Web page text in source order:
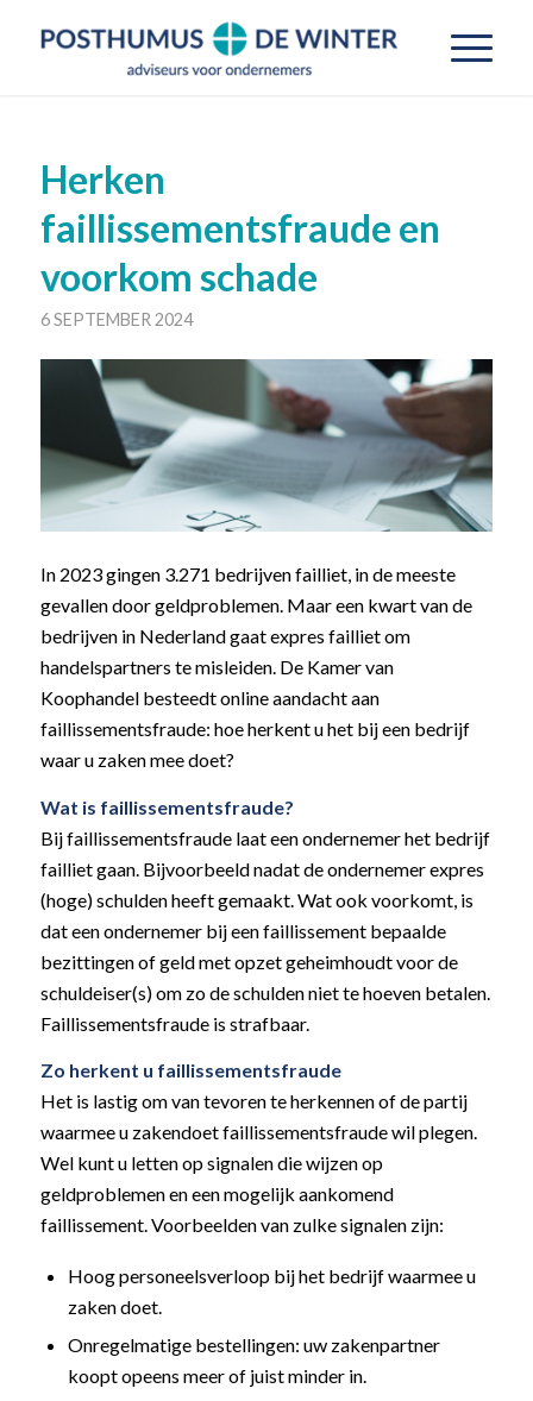
Herken
faillissementsfraude en
voorkom schade
6 SEPTEMBER 2024
In 2023 gingen 3.271 bedrijven failliet, in de meeste
gevallen door geldproblemen. Maar een kwart van de
bedrijven in Nederland gaat expres failliet om
handelspartners te misleiden. De Kamer van
Koophandel besteedt online aandacht aan
faillissementsfraude: hoe herkent u het bij een bedrijf
waar u zaken mee doet?
Wat is faillissementsfraude?
Bij faillissementsfraude laat een ondernemer het bedrijf
failliet gaan. Bijvoorbeeld nadat de ondernemer expres
(hoge) schulden heeft gemaakt. Wat ook voorkomt, is
dat een ondernemer bij een faillissement bepaalde
bezittingen of geld met opzet geheimhoudt voor de
schuldeiser(s) om zo de schulden niet te hoeven betalen.
Faillissementsfraude is strafbaar.
Zo herkent u faillissementsfraude
Het is lastig om van tevoren te herkennen of de partij
waarmee u zakendoet faillissementsfraude wil plegen.
Wel kunt u letten op signalen die wijzen op
geldproblemen en een mogelijk aankomend
faillissement. Voorbeelden van zulke signalen zijn:
Hoog personeelsverloop bij het bedrijf waarmee u
zaken doet.
Onregelmatige bestellingen: uw zakenpartner
koopt opeens meer of juist minder in.